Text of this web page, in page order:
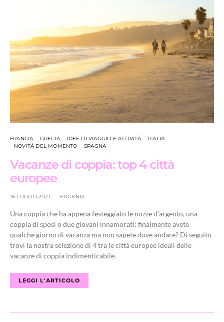
FRANCIA GRECIA IDEE DI VIAGGIO E ATTIVITÀ
ITALIA
NOVITÀ DEL MOMENTO
SPAGNA
Vacanze di coppia: top 4 città
europee
16 LUGLIO 2021 EUGENIA
Una coppia che ha appena festeggiato le nozze d’argento, una
coppia di sposi o due giovani innamorati: finalmente avete
qualche giorno di vacanza ma non sapete dove andare? Di seguito
trovi la nostra selezione di 4 tra le città europee ideali delle
vacanze di coppia indimenticabile.
LEGGI L'ARTICOLO